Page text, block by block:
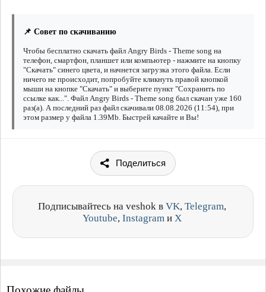
📌 Совет по скачиванию
Чтобы бесплатно скачать файл Angry Birds - Theme song на
телефон, смартфон, планшет или компьютер - нажмите на кнопку
"Скачать" синего цвета, и начнется загрузка этого файла. Если
ничего не происходит, попробуйте кликнуть правой кнопкой
мыши на кнопке "Скачать" и выберите пункт "Сохранить по
ссылке как...". Файл Angry Birds - Theme song был скачан уже 160
раз(а). А последний раз файл скачивали 08.08.2026 (11:54), при
этом размер у файла 1.39Mb. Быстрей качайте и Вы!
Поделиться
Подписывайтесь на veshok в VK, Telegram,
Youtube, Instagram и X